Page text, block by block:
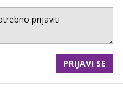
PRIJAVI SE